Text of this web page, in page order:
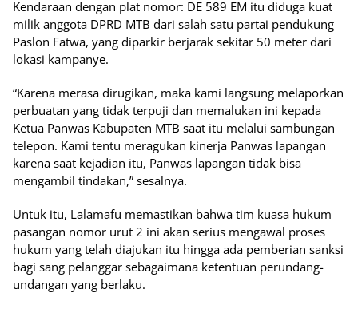
Kendaraan dengan plat nomor: DE 589 EM itu diduga kuat
milik anggota DPRD MTB dari salah satu partai pendukung
Paslon Fatwa, yang diparkir berjarak sekitar 50 meter dari
lokasi kampanye.
“Karena merasa dirugikan, maka kami langsung melaporkan
perbuatan yang tidak terpuji dan memalukan ini kepada
Ketua Panwas Kabupaten MTB saat itu melalui sambungan
telepon. Kami tentu meragukan kinerja Panwas lapangan
karena saat kejadian itu, Panwas lapangan tidak bisa
mengambil tindakan,” sesalnya.
Untuk itu, Lalamafu memastikan bahwa tim kuasa hukum
pasangan nomor urut 2 ini akan serius mengawal proses
hukum yang telah diajukan itu hingga ada pemberian sanksi
bagi sang pelanggar sebagaimana ketentuan perundang-
undangan yang berlaku.